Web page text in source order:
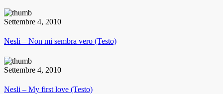
Settembre 4, 2010
Nesli – Non mi sembra vero (Testo)
Settembre 4, 2010
Nesli – My first love (Testo)